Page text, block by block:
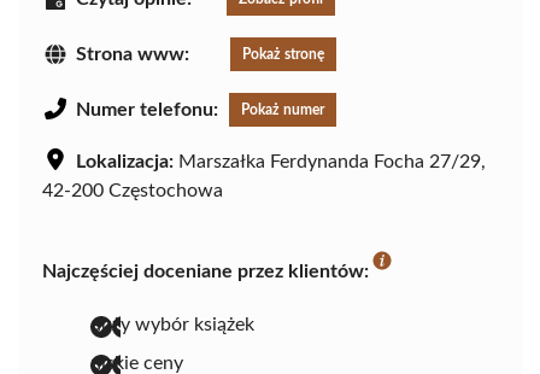
Strona www: Pokaż stronę
Numer telefonu: Pokaż numer
Lokalizacja: Marszałka Ferdynanda Focha 27/29,
42-200 Częstochowa
Najczęściej doceniane przez klientów:
duży wybór książek
niskie ceny